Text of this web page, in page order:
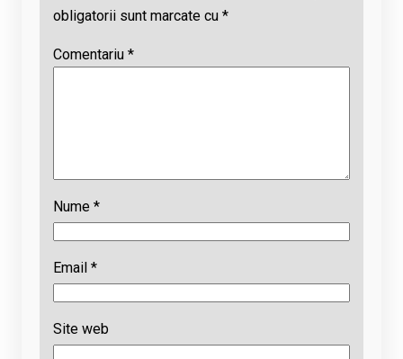
obligatorii sunt marcate cu *
Comentariu *
Nume *
Email *
Site web